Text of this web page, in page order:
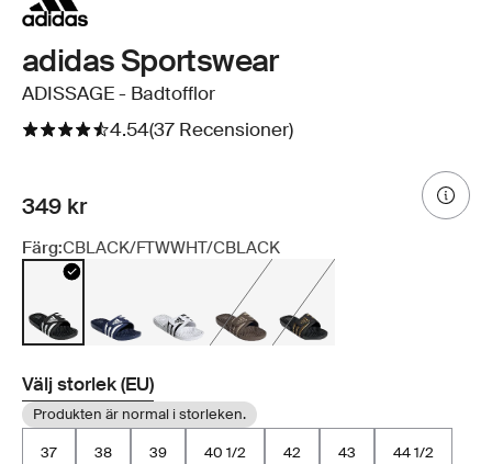
adidas Sportswear
ADISSAGE - Badtofflor
4.54(37 Recensioner)
349 kr
Färg:CBLACK/FTWWHT/CBLACK
Välj storlek (EU)
Produkten är normal i storleken.
37 38 39 40 1/2 42 43 44 1/2